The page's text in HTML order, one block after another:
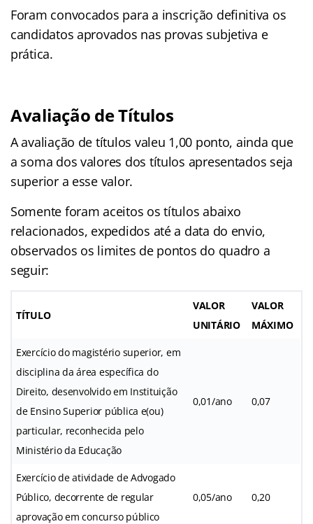
Foram convocados para a inscrição definitiva os
candidatos aprovados nas provas subjetiva e
prática.
Avaliação de Títulos
A avaliação de títulos valeu 1,00 ponto, ainda que
a soma dos valores dos títulos apresentados seja
superior a esse valor.
Somente foram aceitos os títulos abaixo
relacionados, expedidos até a data do envio,
observados os limites de pontos do quadro a
seguir:
TÍTULO
VALOR
UNITÁRIO
VALOR
MÁXIMO
Exercício do magistério superior, em
disciplina da área específica do
Direito, desenvolvido em Instituição
de Ensino Superior pública e(ou)
particular, reconhecida pelo
Ministério da Educação
0,01/ano 0,07
Exercício de atividade de Advogado
Público, decorrente de regular
aprovação em concurso público
0,05/ano 0,20